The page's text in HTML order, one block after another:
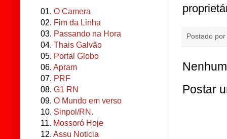
Postado por
Postar
01. O Camera
02. Fim da Linha
03. Passando na Hora
04. Thais Galvão
05. Portal Globo
06. Apram
07. PRF
08. G1 RN
09. O Mundo em verso
10. Sinpol/RN.
11. Mossoró Hoje
12. Assu Noticia